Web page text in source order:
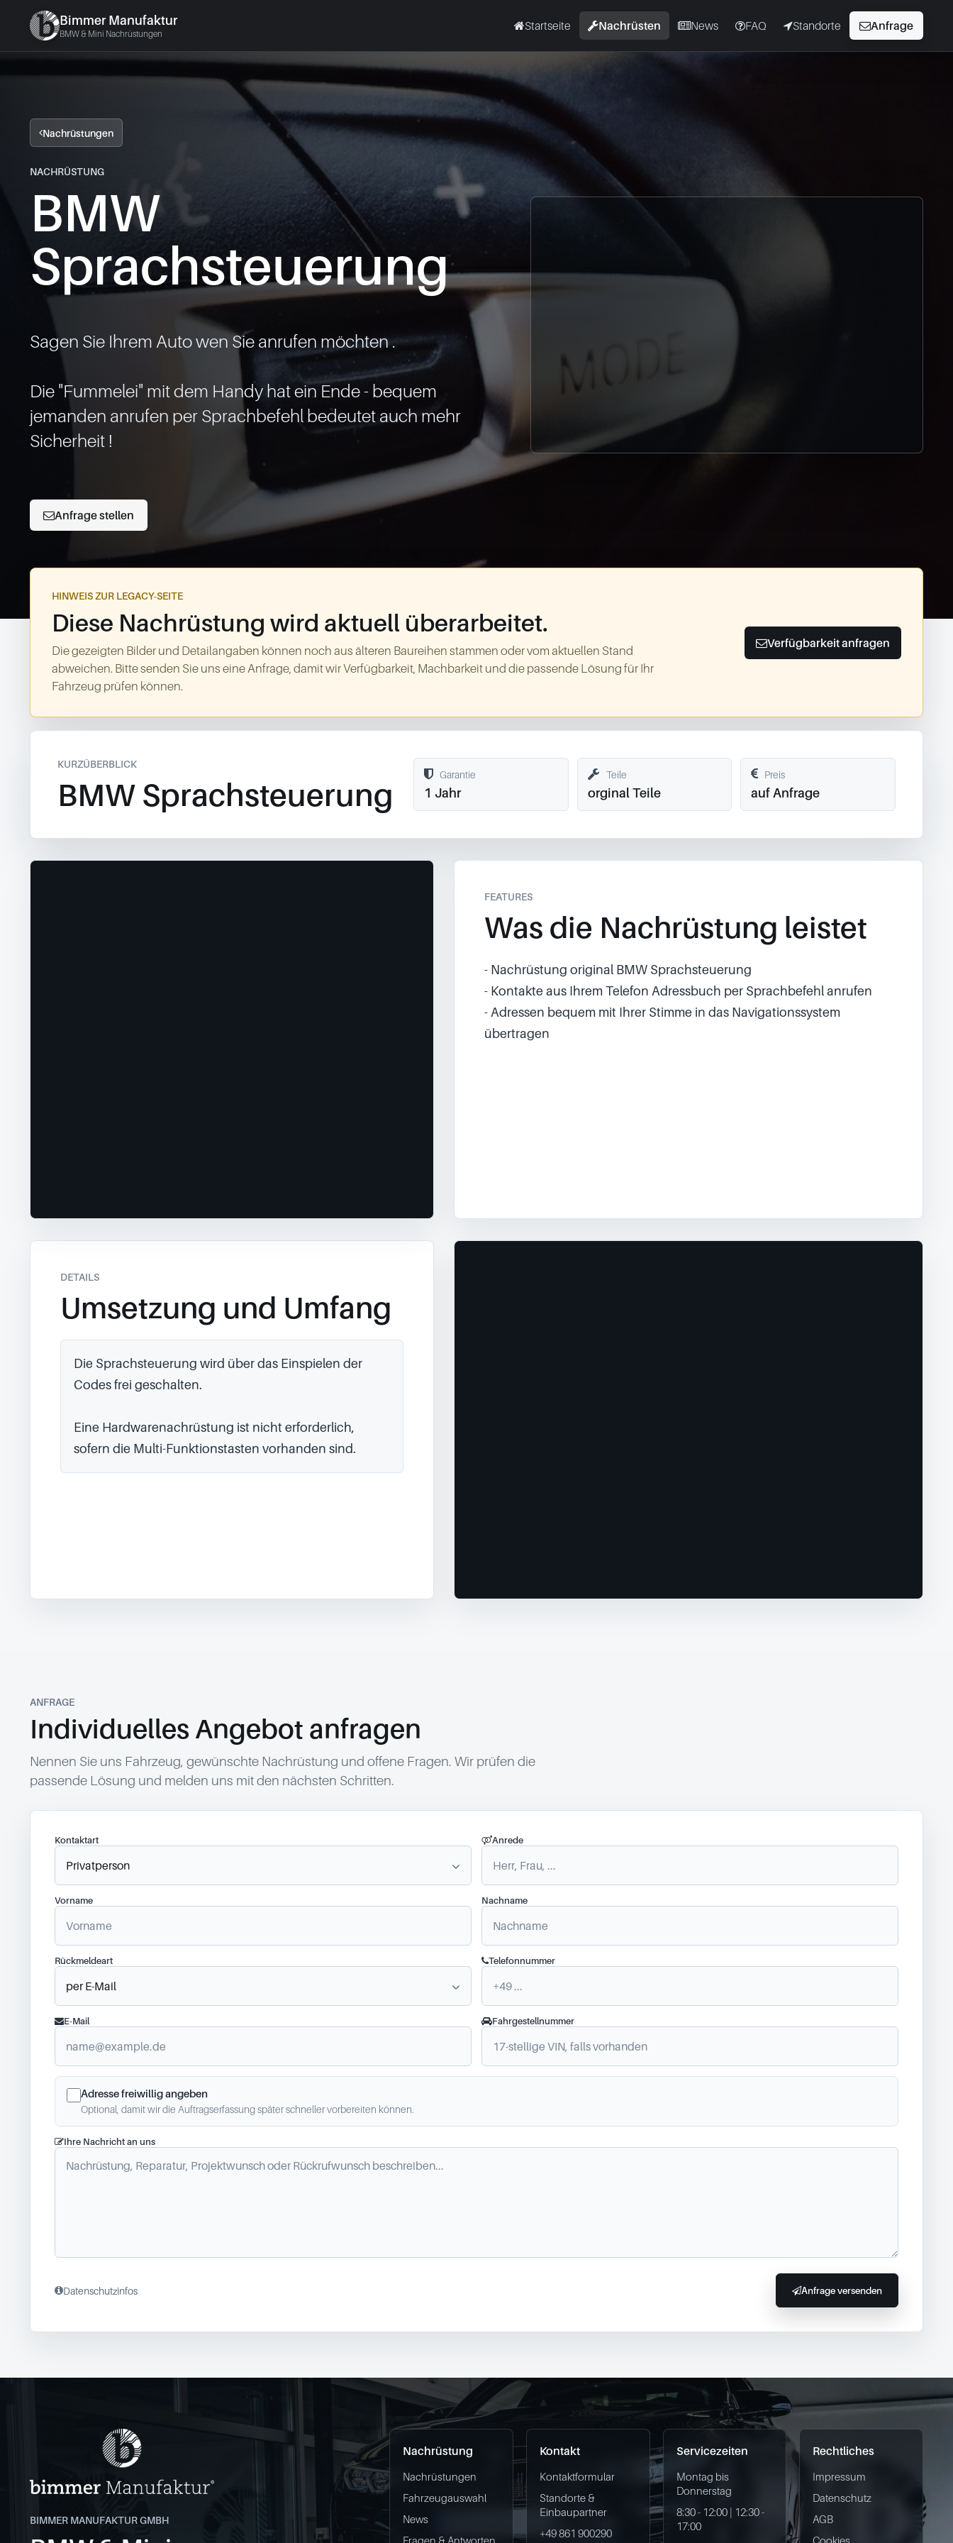
Bimmer Manufaktur
BMW & Mini Nachrüstungen
Startseite Nachrüsten News FAQ Standorte Anfrage
Nachrüstungen
NACHRÜSTUNG
BMW
Sprachsteuerung
Sagen Sie Ihrem Auto wen Sie anrufen möchten .
Die "Fummelei" mit dem Handy hat ein Ende - bequem
jemanden anrufen per Sprachbefehl bedeutet auch mehr
Sicherheit !
Anfrage stellen
HINWEIS ZUR LEGACY-SEITE
Diese Nachrüstung wird aktuell überarbeitet.
Die gezeigten Bilder und Detailangaben können noch aus älteren Baureihen stammen oder vom aktuellen Stand
abweichen. Bitte senden Sie uns eine Anfrage, damit wir Verfügbarkeit, Machbarkeit und die passende Lösung für Ihr
Fahrzeug prüfen können.
Verfügbarkeit anfragen
KURZÜBERBLICK
BMW Sprachsteuerung
Garantie
1 Jahr
Teile
orginal Teile
Preis
auf Anfrage
FEATURES
Was die Nachrüstung leistet
- Nachrüstung original BMW Sprachsteuerung
- Kontakte aus Ihrem Telefon Adressbuch per Sprachbefehl anrufen
- Adressen bequem mit Ihrer Stimme in das Navigationssystem
übertragen
DETAILS
Umsetzung und Umfang
Die Sprachsteuerung wird über das Einspielen der
Codes frei geschalten.
Eine Hardwarenachrüstung ist nicht erforderlich,
sofern die Multi-Funktionstasten vorhanden sind.
ANFRAGE
Individuelles Angebot anfragen
Nennen Sie uns Fahrzeug, gewünschte Nachrüstung und offene Fragen. Wir prüfen die
passende Lösung und melden uns mit den nächsten Schritten.
Kontaktart Anrede
Vorname Nachname
Rückmeldeart Telefonnummer
E-Mail Fahrgestellnummer
Adresse freiwillig angeben
Optional, damit wir die Auftragserfassung später schneller vorbereiten können.
Ihre Nachricht an uns
Datenschutzinfos Anfrage versenden
BIMMER MANUFAKTUR GMBH
Nachrüstung
Nachrüstungen
Fahrzeugauswahl
News
Fragen & Antworten
Kontakt
Kontaktformular
Standorte &
Einbaupartner
+49 861 900290
Servicezeiten
Montag bis
Donnerstag
8:30 - 12:00 | 12:30 -
17:00
Rechtliches
Impressum
Datenschutz
AGB
Cookies